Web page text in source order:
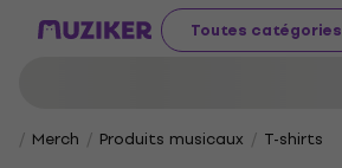
Toutes catégories
Merch Produits musicaux
T-shirts